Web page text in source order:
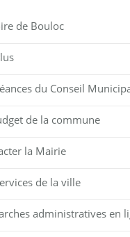
de Bouloc
du Conseil
de la commune
la Mairie
de la ville
administratives en